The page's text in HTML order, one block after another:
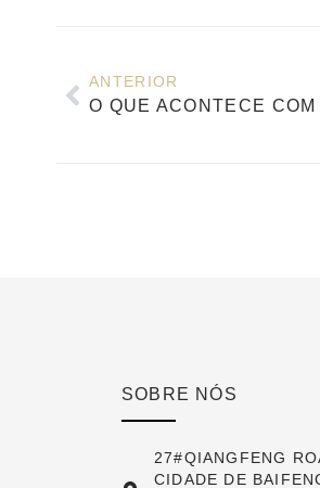
ANTERIOR
SOBRE NÓS
27#QIANGFENG
CIDADE DE